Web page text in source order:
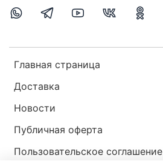
Главная страница
Доставка
Новости
Публичная оферта
Пользовательское соглашение